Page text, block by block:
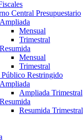
Central Presupuestario
Ampliada
Mensual
Trimestral
Resumida
Mensual
Trimestral
Público Restringido
Ampliada
Ampliada Trimestral
Resumida
Resumida Trimestral